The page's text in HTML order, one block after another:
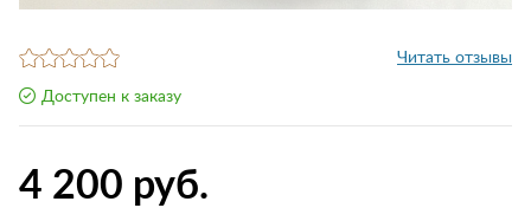
Читать отзывы
Доступен к заказу
4 200 руб.